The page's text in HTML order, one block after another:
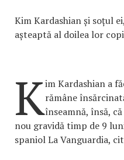
Kim Kardashian și soțul
așteaptă al doilea lor
Kim Kardashian a
rămâne
înseamnă, însă,
nou gravidă timp de 9
spaniol La Vanguardia,